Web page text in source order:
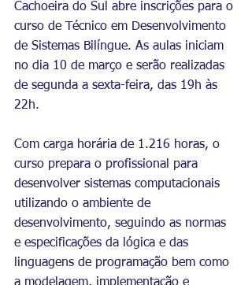
Cachoeira do Sul abre inscrições para o
curso de Técnico em Desenvolvimento
de Sistemas Bilíngue. As aulas iniciam
no dia 10 de março e serão realizadas
de segunda a sexta-feira, das 19h às
22h.
Com carga horária de 1.216 horas, o
curso prepara o profissional para
desenvolver sistemas computacionais
utilizando o ambiente de
desenvolvimento, seguindo as normas
e especificações da lógica e das
linguagens de programação bem como